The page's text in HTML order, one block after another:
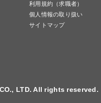
利用規約（求職者）
個人情報の取り扱い
サイトマップ
LTD. All rights reserved.